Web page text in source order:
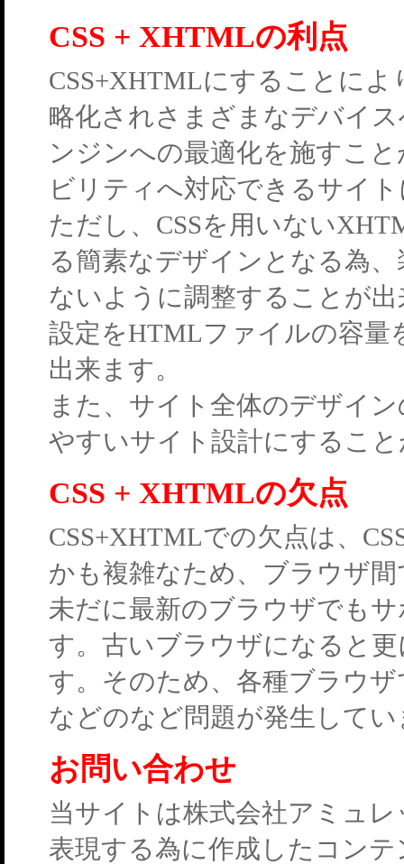
CSS + XHTMLの利点
CSS+XHTMLにすることに
略化されさまざまなデバイ
ンジンへの最適化を施すこ
ビリティへ対応できるサイ
ただし、CSSを用いない
る簡素なデザインとなる為
ないように調整することが
設定をHTMLファイルの容量
出来ます。
また、サイト全体のデザイ
やすいサイト設計にするこ
CSS + XHTMLの欠点
CSS+XHTMLでの欠点は、
かも複雑なため、ブラウザ
未だに最新のブラウザでも
す。古いブラウザになると
す。そのため、各種ブラウ
などのなど問題が発生してい
お問い合わせ
当サイトは株式会社アミュ
表現する為に作成したコン